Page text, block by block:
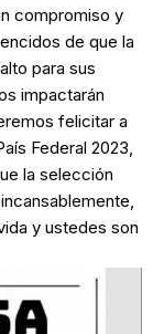
compromiso y
de que la
para sus
impactarán
felicitar a
Federal 2023,
la selección
y ustedes son